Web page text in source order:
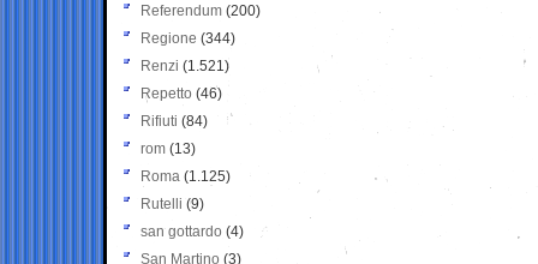
Referendum (200)
Regione (344)
Renzi (1.521)
Repetto (46)
Rifiuti (84)
rom (13)
Roma (1.125)
Rutelli (9)
san gottardo (4)
San Martino (3)